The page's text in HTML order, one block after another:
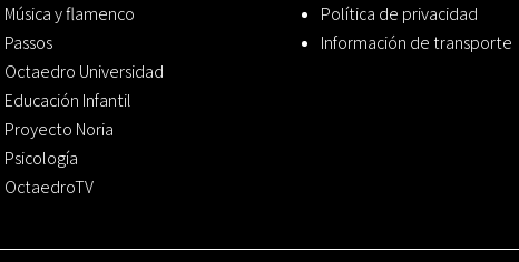
Música y flamenco
Passos
Octaedro Universidad
Educación Infantil
Proyecto Noria
Psicología
OctaedroTV
Política de privacidad
Información de transporte